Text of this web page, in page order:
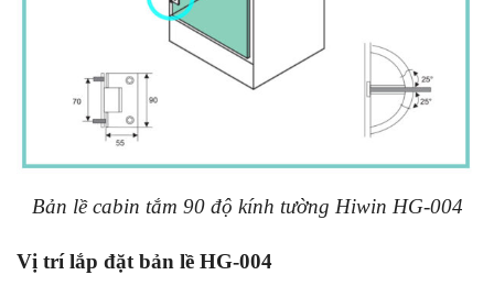
Bản lề cabin tắm 90 độ kính tường Hiwin HG-004
Vị trí lắp đặt bản lề HG-004